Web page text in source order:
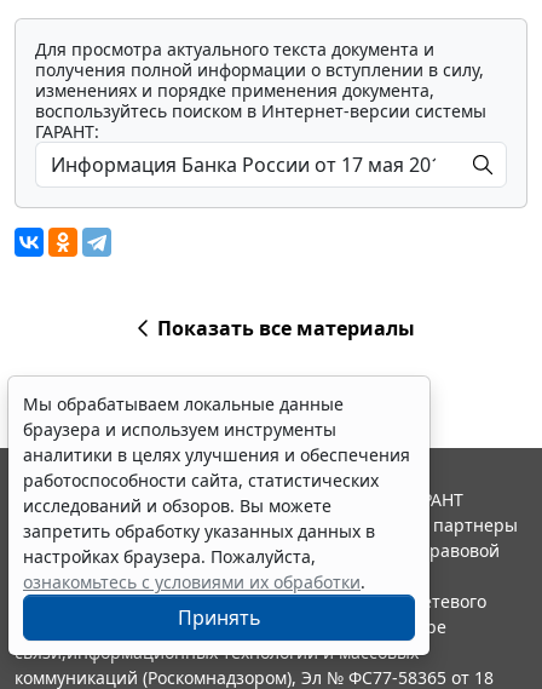
Для просмотра актуального текста документа и
получения полной информации о вступлении в силу,
изменениях и порядке применения документа,
воспользуйтесь поиском в Интернет-версии системы
ГАРАНТ:
Показать все материалы
Мы обрабатываем локальные данные
браузера и используем инструменты
аналитики в целях улучшения и обеспечения
работоспособности сайта, статистических
исследований и обзоров. Вы можете
запретить обработку указанных данных в
настройках браузера. Пожалуйста,
ознакомьтесь с условиями их обработки.
Принять
© ООО "НПП "ГАРАНТ-СЕРВИС", 2026. Система ГАРАНТ
выпускается с 1990 года. Компания "Гарант" и ее партнеры
являются участниками Российской ассоциации правовой
информации ГАРАНТ.
Портал ГАРАНТ.РУ зарегистрирован в качестве сетевого
издания Федеральной службой по надзору в сфере
связи,информационных технологий и массовых
коммуникаций (Роскомнадзором), Эл № ФС77-58365 от 18